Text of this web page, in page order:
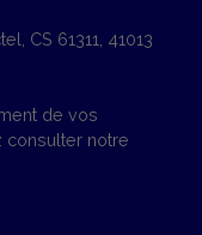
CS 61311, 41013
de vos
notre